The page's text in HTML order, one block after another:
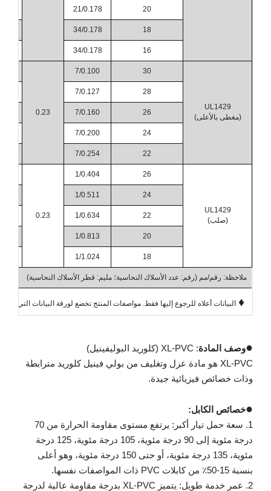
20
21/0.178
18
34/0.178
16
34/0.178
UL1429
(مغطى بالأعلى)
30
7/0.100
0.23
28
7/0.127
26
7/0.160
24
7/0.200
22
7/0.254
UL1429
(صلب)
26
1/0.404
0.23
24
1/0.511
22
1/0.634
20
1/0.813
18
1/1.024
ملاحظة: رقم/مم (رقم: عدد الأسلاك النحاسية؛ مليم: قطر الأسلاك النحاسية)
♦ البيانات أعلاه للرجوع إليها فقط. مواصفات المنتج تخضع لورقة البيانات التي
●وصف المادة: XL-PVC (كلوريد البوليفينيل)
XL-PVC هو مادة عزل وتغليف من بولي فينيل كلوريد مترابطة
وذات خصائص فيزيائية جيدة.
●خصائص الكابل:
1. سعة حمل تيار أكبر: يرتفع مستوى مقاومة الحرارة من 70
درجة مئوية إلى 90 درجة مئوية، 105 درجة مئوية، 125 درجة
مئوية، 135 درجة مئوية، أو حتى 150 درجة مئوية، وهو أعلى
بنسبة 15-50٪ من كابلات PVC ذات المواصفات نفسها.
2. عمر خدمة طويل: يتميز XL-PVC بدرجة مقاومة عالية لدرجة